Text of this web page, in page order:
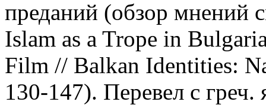
преданий (обзор мнений
Islam as a Trope in
Film // Balkan Identities:
130-147). Перевел с